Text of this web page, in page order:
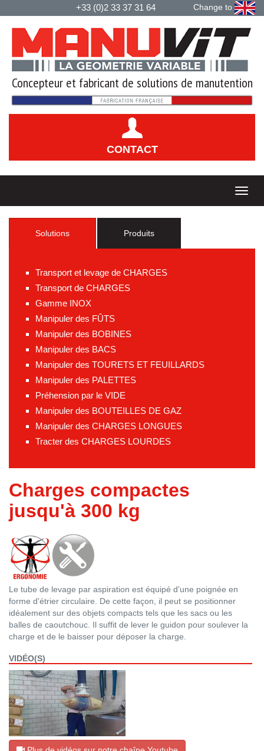
Change to
+33 (0)2 33 37 31 64
Concepteur et fabricant de solutions de manutention
CONTACT
Solutions Produits
Transport et levage de CHARGES
Transport de CHARGES
Gamme INOX
Manipuler des FÛTS
Manipuler des BOBINES
Manipuler des BACS
Manipuler des TOURETS ET FEUILLARDS
Manipuler des PALETTES
Préhension par le VIDE
Manipuler des BOUTEILLES DE GAZ
Manipuler des CHARGES LONGUES
Tracter des CHARGES LOURDES
Charges compactes
jusqu'à 300 kg
Le tube de levage par aspiration est équipé d'une poignée en
forme d'étrier circulaire. De cette façon, il peut se positionner
idéalement sur des objets compacts tels que les sacs ou les
balles de caoutchouc. Il suffit de lever le guidon pour soulever la
charge et de le baisser pour déposer la charge.
VIDÉO(S)